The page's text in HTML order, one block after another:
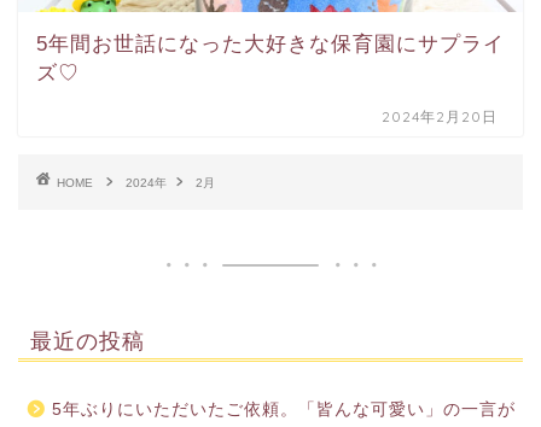
5年間お世話になった大好きな保育園にサプライ
ズ♡
2024年2月20日
HOME 2024年 2月
最近の投稿
5年ぶりにいただいたご依頼。「皆んな可愛い」の一言が